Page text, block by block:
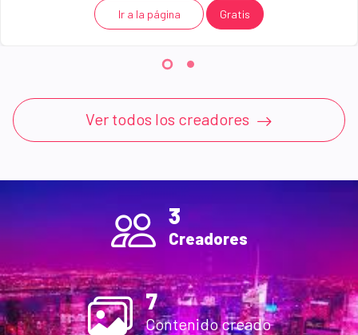
Ir a la página Gratis
Ver todos los creadores
3
Creadores
7
Contenido creado